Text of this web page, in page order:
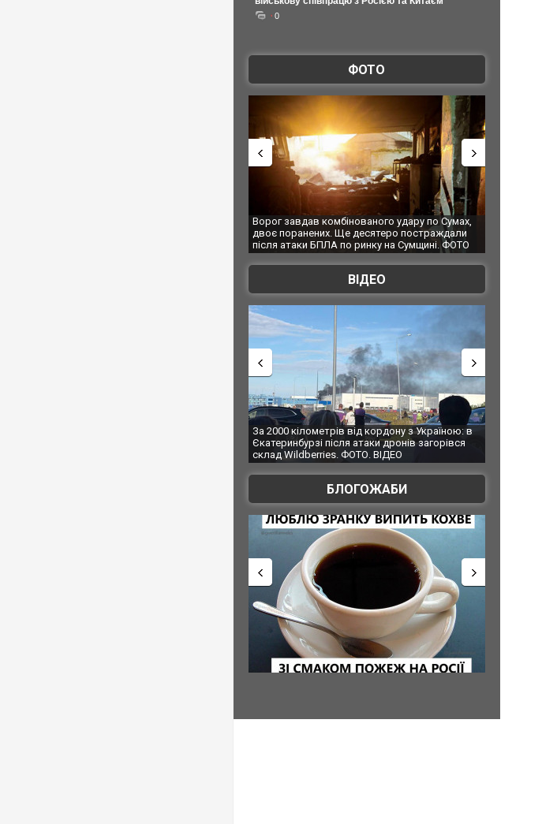
0
ФОТО
Ворог завдав комбінованого удару по Сумах,
двоє поранених. Ще десятеро постраждали
після атаки БПЛА по ринку на Сумщині. ФОТО
За 2000 кілометрів від кордону з Україною: в
Єкатеринбурзі після атаки дронів загорівся
склад Wildberries. ФОТО. ВІДЕО
ВІДЕО
За 2000 кілометрів від кордону з Україною: в
Єкатеринбурзі після атаки дронів загорівся
В Таїланді футболіст загинув від удару
блискавки під час матчу: ще 12 людей
постраждали. ВІДЕО
БЛОГОЖАБИ